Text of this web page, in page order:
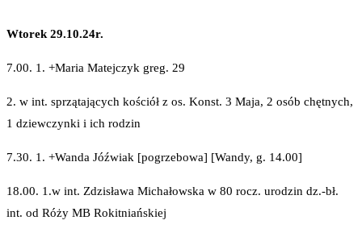
Wtorek 29.10.24r.
7.00. 1. +Maria Matejczyk greg. 29
2. w int. sprzątających kościół z os. Konst. 3 Maja, 2 osób chętnych,
1 dziewczynki i ich rodzin
7.30. 1. +Wanda Jóźwiak [pogrzebowa] [Wandy, g. 14.00]
18.00. 1.w int. Zdzisława Michałowska w 80 rocz. urodzin dz.-bł.
int. od Róży MB Rokitniańskiej